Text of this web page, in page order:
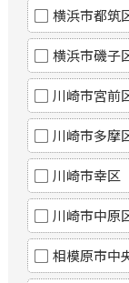
横浜市都筑
横浜市磯子
川崎市宮前
川崎市多摩
川崎市幸区
川崎市中原
相模原市中